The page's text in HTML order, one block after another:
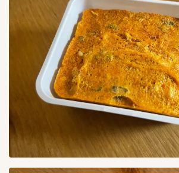
ポッサムキムチ 1
ヨルムキムチ 1
割り干し大根キムチ 1
明太ムシリ漬 0
梅干しキムチ 2
水キムチ 1
生青唐辛子味噌漬け 1
白菜キムチ 38
胡瓜キムチ 5